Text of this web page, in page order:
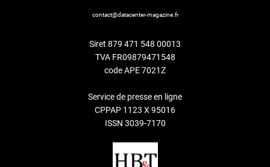
contact@datacenter-magazine.fr
Siret 879 471 548 00013
TVA FR09879471548
code APE 7021Z
Service de presse en ligne
CPPAP 1123 X 95016
ISSN 3039-7170